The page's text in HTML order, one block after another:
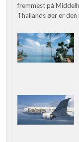
fremmest på
Thailands øer er